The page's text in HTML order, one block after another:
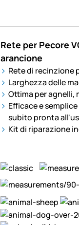
Rete per Pecore
arancione
Rete di recinzione
Larghezza delle
Ottima per agnelli,
Efficace e
subito pronta
Kit di riparazione